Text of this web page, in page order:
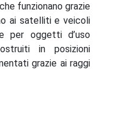
funzionano grazie
ai satelliti e veicoli
per oggetti d’uso
in posizioni
grazie ai raggi